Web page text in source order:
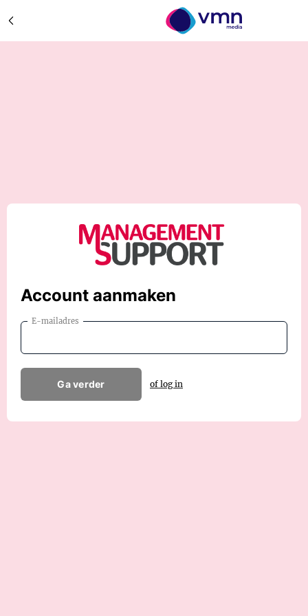
Account aanmaken
E-mailadres
Ga verder of log in